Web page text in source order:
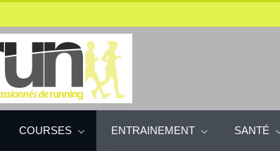
COURSES ENTRAINEMENT SANTÉ